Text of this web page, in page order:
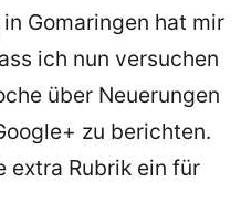
in Gomaringen hat mir
ich nun versuchen
über Neuerungen
zu berichten.
extra Rubrik ein für